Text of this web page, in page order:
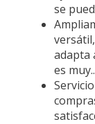
se
adapta
es